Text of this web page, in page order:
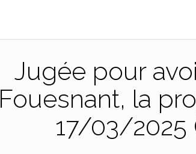
Jugée pour
Fouesnant, la
17/03/2025